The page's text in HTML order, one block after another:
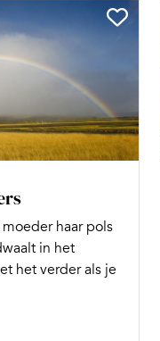
haar pols
in het
het verder als je